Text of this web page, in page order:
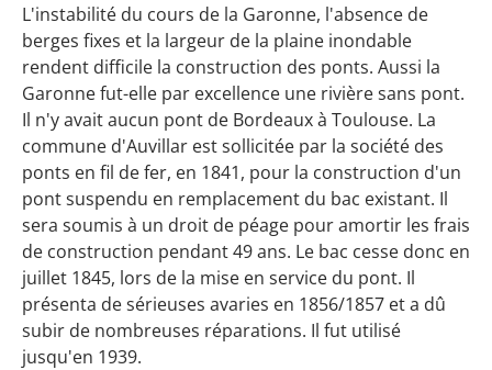
L'instabilité du cours de la Garonne, l'absence de
berges fixes et la largeur de la plaine inondable
rendent difficile la construction des ponts. Aussi la
Garonne fut-elle par excellence une rivière sans pont.
Il n'y avait aucun pont de Bordeaux à Toulouse. La
commune d'Auvillar est sollicitée par la société des
ponts en fil de fer, en 1841, pour la construction d'un
pont suspendu en remplacement du bac existant. Il
sera soumis à un droit de péage pour amortir les frais
de construction pendant 49 ans. Le bac cesse donc en
juillet 1845, lors de la mise en service du pont. Il
présenta de sérieuses avaries en 1856/1857 et a dû
subir de nombreuses réparations. Il fut utilisé
jusqu'en 1939.